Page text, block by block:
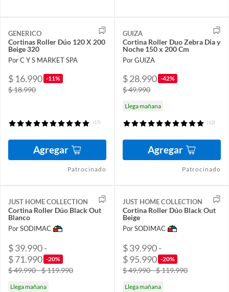
GENERICO
Cortinas Roller Dúo 120 X 200
Beige 320
Por C Y S MARKET SPA
$ 16.990 -11%
$ 18.990
(17)
Agregar
Patrocinado
GUIZA
Cortina Roller Duo Zebra Dia y
Noche 150 x 200 Cm
Por GUIZA
$ 28.990 -42%
$ 49.990
Llega mañana
(12)
Agregar
Patrocinado
JUST HOME COLLECTION
Cortina Roller Dúo Black Out
Blanco
Por SODIMAC
$ 39.990 -
$ 71.990 -20%
$ 49.990 - $ 119.990
Llega mañana
JUST HOME COLLECTION
Cortina Roller Dúo Black Out
Beige
Por SODIMAC
$ 39.990 -
$ 95.990 -20%
$ 49.990 - $ 119.990
Llega mañana